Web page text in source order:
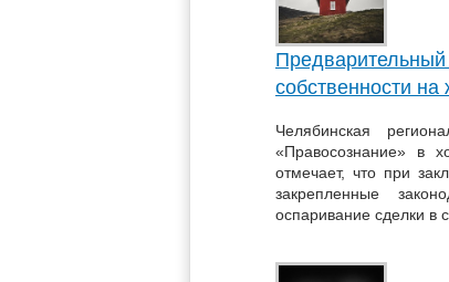
собственности на
Челябинская
«Правосознание» в
отмечает, что при
закрепленные
оспаривание сделки в